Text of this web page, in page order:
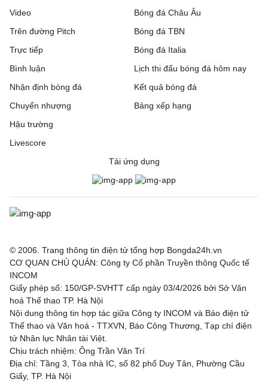
Video
Trên đường Pitch
Trực tiếp
Bóng đá Châu Âu
Bóng đá TBN
Bóng đá Italia
Bình luận
Nhận định bóng đá
Chuyển nhượng
Hậu trường
Livescore
Lịch thi đấu bóng đá hôm nay
Kết quả bóng đá
Bảng xếp hạng
Tải ứng dụng
© 2006. Trang thông tin điện tử tổng hợp Bongda24h.vn
CƠ QUAN CHỦ QUẢN: Công ty Cổ phần Truyền thông Quốc tế
INCOM
Giấy phép số: 150/GP-SVHTT cấp ngày 03/4/2026 bởi Sở Văn
hoá Thể thao TP. Hà Nội
Nội dung thông tin hợp tác giữa Công ty INCOM và Báo điện tử
Thể thao và Văn hoá - TTXVN, Báo Công Thương, Tạp chí điện
tử Nhân lực Nhân tài Việt.
Chịu trách nhiệm: Ông Trần Văn Trí
Địa chỉ: Tầng 3, Tòa nhà IC, số 82 phố Duy Tân, Phường Cầu
Giấy, TP. Hà Nội